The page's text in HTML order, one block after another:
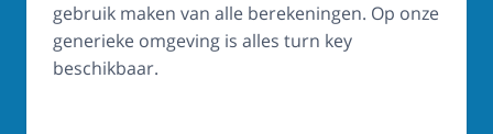
gebruik maken van alle berekeningen. Op onze
generieke omgeving is alles turn key
beschikbaar.